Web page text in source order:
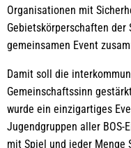
Organisationen mit
Gebietskörperschaften der
gemeinsamen Event
Damit soll die
Gemeinschaftssinn
wurde ein einzigartiges
Jugendgruppen aller BOS-
mit Spiel und jeder Menge